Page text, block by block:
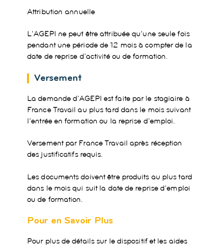
Attribution annuelle
L’AGEPI ne peut être attribuée qu’une seule fois
pendant une période de 12 mois à compter de la
date de reprise d’activité ou de formation.
Versement
La demande d’AGEPI est faite par le stagiaire à
France Travail au plus tard dans le mois suivant
l’entrée en formation ou la reprise d’emploi.
Versement par France Travail après réception
des justificatifs requis.
Les documents doivent être produits au plus tard
dans le mois qui suit la date de reprise d’emploi
ou de formation.
Pour en Savoir Plus
Pour plus de détails sur le dispositif et les aides